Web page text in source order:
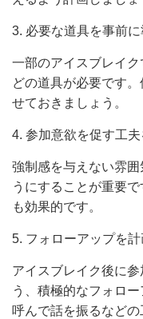
3. 必要な道具を事前に
一部のアイスブレイ
どの道具が必要です
せておきましょう。
4. 参加意欲を促す工夫
強制感を与えない雰
うにすることが重要
も効果的です。
5. フォローアップを計
アイスブレイク後に
う、積極的なフォロ
呼んで話を振るなどの